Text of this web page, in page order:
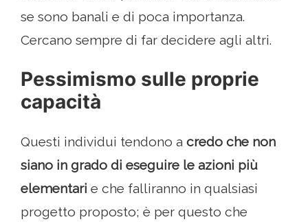
se sono banali e di poca importanza.
Cercano sempre di far decidere agli altri.
Pessimismo sulle proprie
capacità
Questi individui tendono a credo che non
siano in grado di eseguire le azioni più
elementari e che falliranno in qualsiasi
progetto proposto; è per questo che